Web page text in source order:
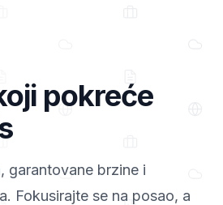
pokreće
garantovane brzine i
Fokusirajte se na posao, a